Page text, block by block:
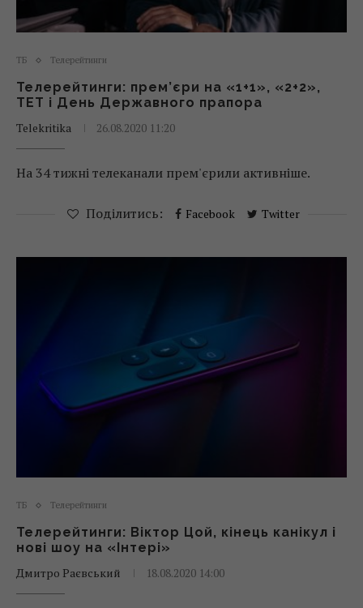
ТБ Телерейтинги
Телерейтинги: прем’єри на «1+1», «2+2»,
ТЕТ і День Державного прапора
Telekritika
26.08.2020 11:20
На 34 тижні телеканали прем'єрили активніше.
Поділитись: Facebook Twitter
ТБ Телерейтинги
Телерейтинги: Віктор Цой, кінець канікул і
нові шоу на «Інтері»
Дмитро Раєвський
18.08.2020 14:00